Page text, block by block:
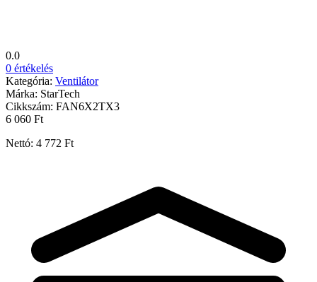
0.0
0 értékelés
Kategória: Ventilátor
Márka: StarTech
Cikkszám: FAN6X2TX3
6 060 Ft
Nettó: 4 772 Ft